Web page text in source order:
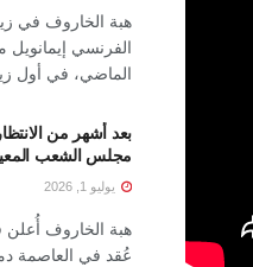
هبة الخاروف في
الفرنسي إيمانويل
الماضي، في أول
بعد أشهر من
مجلس الشعب
يوليو 1, 2026
هبة الخاروف
عُقد في العاصمة